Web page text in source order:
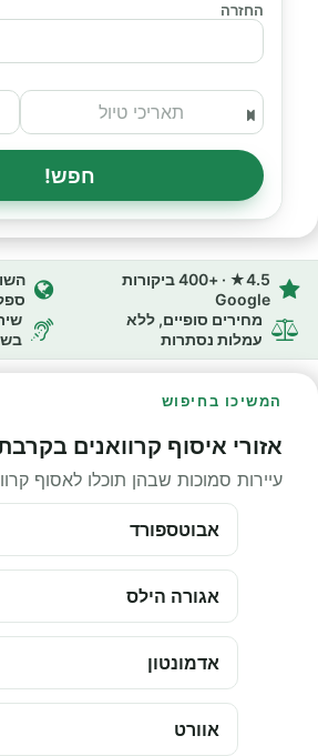
החזרה
חפש!
4.5★ · +400 ביקורות
Google
מחירים סופיים, ללא
עמלות נסתרות
המשיכו בחיפוש
אזורי איסוף קרוואנים
עיירות סמוכות שבהן תוכלו לאסוף
אבוטספורד
אגורה הילס
אדמונטון
אוורט